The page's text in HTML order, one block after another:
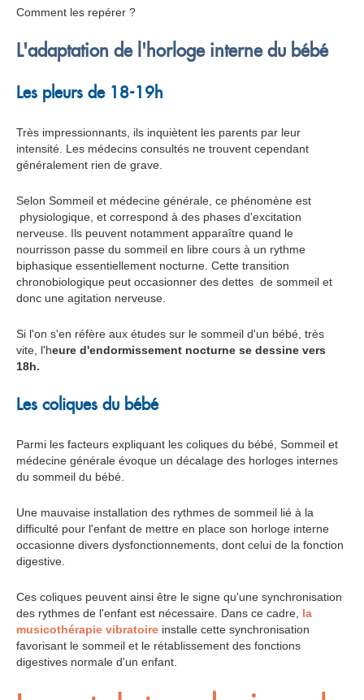
Comment les repérer ?
L'adaptation de l'horloge interne du bébé
Les pleurs de 18-19h
Très impressionnants, ils inquiètent les parents par leur
intensité. Les médecins consultés ne trouvent cependant
généralement rien de grave.
Selon Sommeil et médecine générale, ce phénomène est
physiologique, et correspond à des phases d'excitation
nerveuse. Ils peuvent notamment apparaître quand le
nourrisson passe du sommeil en libre cours à un rythme
biphasique essentiellement nocturne. Cette transition
chronobiologique peut occasionner des dettes de sommeil et
donc une agitation nerveuse.
Si l'on s'en réfère aux études sur le sommeil d'un bébé, très
vite, l'heure d'endormissement nocturne se dessine vers
18h.
Les coliques du bébé
Parmi les facteurs expliquant les coliques du bébé, Sommeil et
médecine générale évoque un décalage des horloges internes
du sommeil du bébé.
Une mauvaise installation des rythmes de sommeil lié à la
difficulté pour l'enfant de mettre en place son horloge interne
occasionne divers dysfonctionnements, dont celui de la fonction
digestive.
Ces coliques peuvent ainsi être le signe qu'une synchronisation
des rythmes de l'enfant est nécessaire. Dans ce cadre, la
musicothérapie vibratoire installe cette synchronisation
favorisant le sommeil et le rétablissement des fonctions
digestives normale d'un enfant.